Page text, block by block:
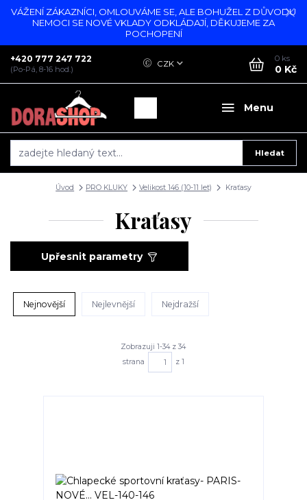
VÁŽENÍ ZÁKAZNÍCI, OMLOUVÁME SE, ALE BOHUŽEL Z DŮVODU
NEMOCI SE NOVÉ VKLADY ODKLÁDAJÍ, DĚKUJEME ZA
POCHOPENÍ
Menu
CZK
Hledat
+420 777 247 722
(Po-Pá, 8-16 hod.)
0 ks
0 Kč
Úvod PRO KLUKY Velikost 146 (10-11 let) Kraťasy
Kraťasy
Upřesnit parametry
Nejnovější Nejlevnější Nejdražší
Zobrazuji 1-34 z 34
strana
z 1